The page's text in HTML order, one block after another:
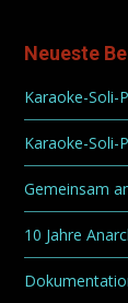
Neueste
Karaoke-Soli-
Karaoke-Soli-
Gemeinsam
10 Jahre